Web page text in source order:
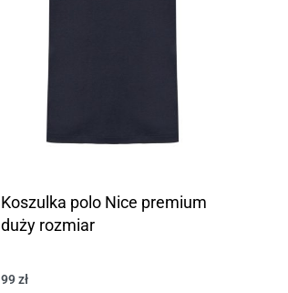
Koszulka polo Nice premium
duży rozmiar
99zł